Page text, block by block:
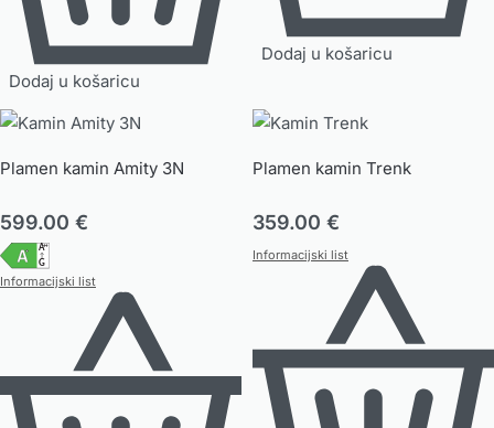
Dodaj u košaricu
Dodaj u košaricu
Plamen kamin Amity 3N
599.00 €
Informacijski list
Plamen kamin Trenk
359.00 €
Informacijski list